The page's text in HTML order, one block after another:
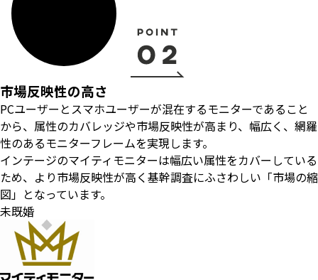
市場反映性の高さ
PCユーザーとスマホユーザーが混在するモニターであること
から、属性のカバレッジや市場反映性が高まり、幅広く、網羅
性のあるモニターフレームを実現します。
インテージのマイティモニターは幅広い属性をカバーしている
ため、 より市場反映性が高く基幹調査にふさわしい「市場の縮
図」となっています。
未既婚